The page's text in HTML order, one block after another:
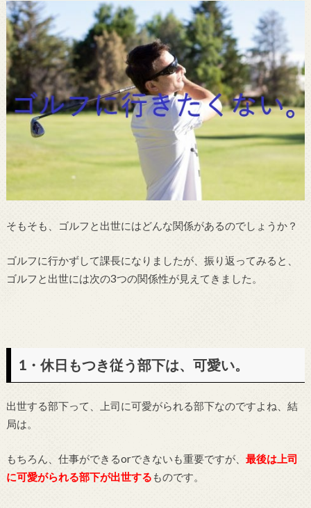
そもそも、ゴルフと出世にはどんな関係があるのでしょうか？
ゴルフに行かずして課長になりましたが、振り返ってみると、
ゴルフと出世には次の3つの関係性が見えてきました。
1・休日もつき従う部下は、可愛い。
出世する部下って、上司に可愛がられる部下なのですよね、結
局は。
もちろん、仕事ができるorできないも重要ですが、 最後は上司
に可愛がられる部下が出世する ものです。